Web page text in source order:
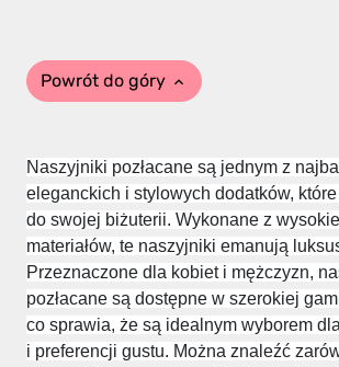
Powrót do góry 
Naszyjniki pozłacane są jednym z
eleganckich i stylowych dodatków,
do swojej biżuterii. Wykonane z
materiałów, te naszyjniki emanują
Przeznaczone dla kobiet i mężczyzn,
pozłacane są dostępne w szerokiej
co sprawia, że są idealnym wyborem
i preferencji gustu. Można znaleźć